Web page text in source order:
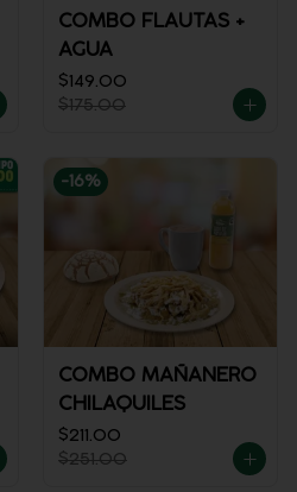
COMBO FLAUTAS +
AGUA
$149.00
$175.00
-16%
COMBO MAÑANERO
CHILAQUILES
$211.00
$251.00